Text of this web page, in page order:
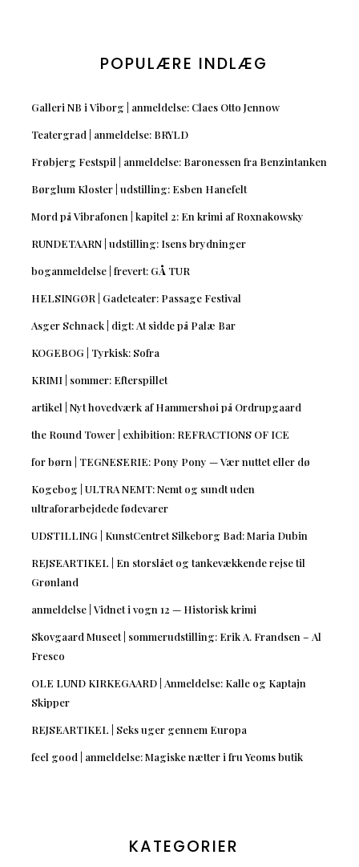
POPULÆRE INDLÆG
Galleri NB i Viborg | anmeldelse: Claes Otto Jennow
Teatergrad | anmeldelse: BRYLD
Frøbjerg Festspil | anmeldelse: Baronessen fra Benzintanken
Børglum Kloster | udstilling: Esben Hanefelt
Mord på Vibrafonen | kapitel 2: En krimi af Roxnakowsky
RUNDETAARN | udstilling: Isens brydninger
boganmeldelse | frevert: GÅ TUR
HELSINGØR | Gadeteater: Passage Festival
Asger Schnack | digt: At sidde på Palæ Bar
KOGEBOG | Tyrkisk: Sofra
KRIMI | sommer: Efterspillet
artikel | Nyt hovedværk af Hammershøi på Ordrupgaard
the Round Tower | exhibition: REFRACTIONS OF ICE
for børn | TEGNESERIE: Pony Pony — Vær nuttet eller dø
Kogebog | ULTRA NEMT: Nemt og sundt uden
ultraforarbejdede fødevarer
UDSTILLING | KunstCentret Silkeborg Bad: Maria Dubin
REJSEARTIKEL | En storslået og tankevækkende rejse til
Grønland
anmeldelse | Vidnet i vogn 12 — Historisk krimi
Skovgaard Museet | sommerudstilling: Erik A. Frandsen – Al
Fresco
OLE LUND KIRKEGAARD | Anmeldelse: Kalle og Kaptajn
Skipper
REJSEARTIKEL | Seks uger gennem Europa
feel good | anmeldelse: Magiske nætter i fru Yeoms butik
KATEGORIER